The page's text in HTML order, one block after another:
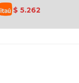
$ 5.262